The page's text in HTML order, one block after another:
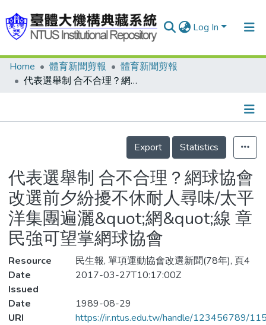
Log In
Communities & Collections
Statistics
Home 體育新聞剪報
體育新聞剪報
代表選舉制 合不合理？網球協會改選前夕紛擾不休耐人尋味/太平洋集團遍灑&quot;網&quot;線 章民強可望掌網球協會
Details
Export
Statistics
代表選舉制 合不合理？網球協會
改選前夕紛擾不休耐人尋味/太平
洋集團遍灑&quot;網&quot;線 章
民強可望掌網球協會
Resource
民生報, 單項運動協會改選新聞(78年), 頁4
Date
Issued
2017-03-27T10:17:00Z
Date
1989-08-29
URI
https://ir.ntus.edu.tw/handle/123456789/